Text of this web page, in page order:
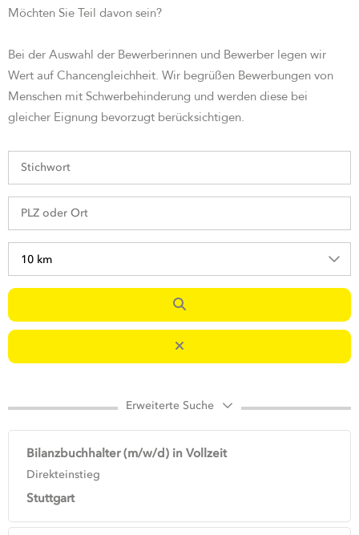
Möchten Sie Teil davon sein?
Bei der Auswahl der Bewerberinnen und Bewerber legen wir
Wert auf Chancengleichheit. Wir begrüßen Bewerbungen von
Menschen mit Schwerbehinderung und werden diese bei
gleicher Eignung bevorzugt berücksichtigen.
10 km
Erweiterte Suche
Bilanzbuchhalter (m/w/d) in Vollzeit
Direkteinstieg
Stuttgart